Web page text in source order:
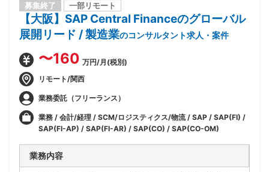
募集終了 一部リモート
【大阪】SAP Central Financeのグローバル
展開リード / 製造業のコンサルタント求人・案件
〜160 万円/月(税別)
リモート/関西
業務委託（フリーランス）
業務 / 会計/経理 / SCM/ロジスティクス/物流 / SAP / SAP(FI) /
SAP(FI-AP) / SAP(FI-AR) / SAP(CO) / SAP(CO-OM)
業務内容